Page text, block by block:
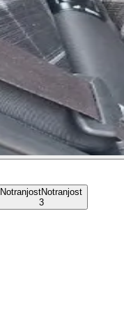
NotranjostNotranjost
3